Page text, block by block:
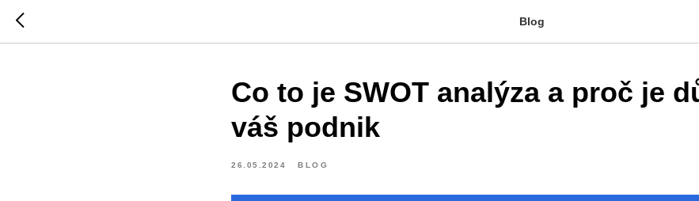
Blog
Co to je SWOT analýza a proč je
váš podnik
26.05.2024 BLOG